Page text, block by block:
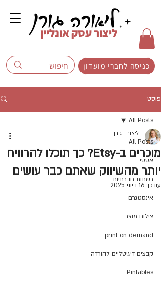
כניסה לחברי מועדון
ליצור עסק אונליין
פוסט
All Posts
אטסי
רשתות חברתיות
אינסטגרם
צילום מוצר
print on demand
קבצים דיגיטליים להורדה
Pintables
All Posts
מוכרים ב-Etsy? כך תוכלו להרוויח
יותר מהשיווק שאתם כבר עושים
ליאורה גורן
עודכן: 16 ביוני 2025